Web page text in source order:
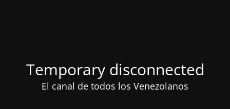
Temporary disconnected
El canal de todos los Venezolanos